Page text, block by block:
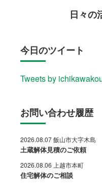
日々の
今日のツイート
Tweets by
お問い合わせ履歴
2026.08.07 飯山市大字木島
土蔵解体見積のご依頼
2026.08.06 上越市本町
住宅解体のご相談